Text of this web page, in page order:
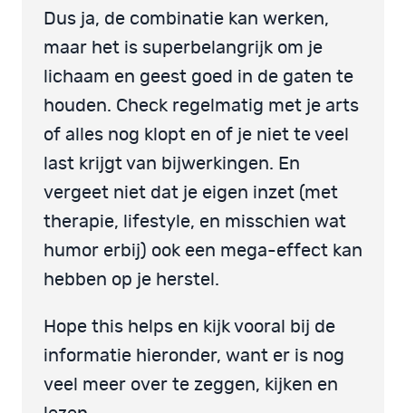
Dus ja, de combinatie kan werken,
maar het is superbelangrijk om je
lichaam en geest goed in de gaten te
houden. Check regelmatig met je arts
of alles nog klopt en of je niet te veel
last krijgt van bijwerkingen. En
vergeet niet dat je eigen inzet (met
therapie, lifestyle, en misschien wat
humor erbij) ook een mega-effect kan
hebben op je herstel.
Hope this helps en kijk vooral bij de
informatie hieronder, want er is nog
veel meer over te zeggen, kijken en